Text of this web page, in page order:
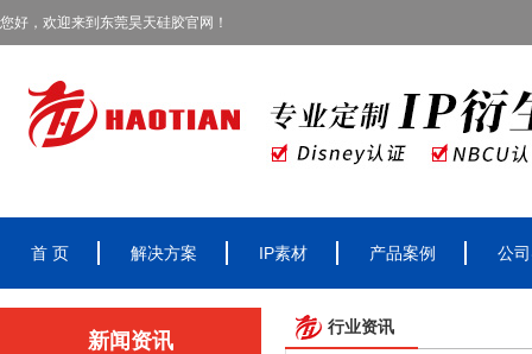
您好，欢迎来到东莞昊天硅胶官网！
首 页 解决方案 IP素材 产品案例 公
新闻资讯
行业资讯